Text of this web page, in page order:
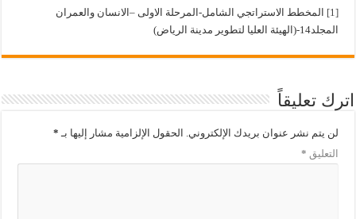
[1]
المخطط الاستراتجي الشامل-المرحلة الاولى –الانسان والعمران
المجلد14-(الهيئة العليا لتطوير مدينة الرياض)
اترك تعليقاً
لن يتم نشر عنوان بريدك الإلكتروني. الحقول الإلزامية مشار إليها بـ *
التعليق *